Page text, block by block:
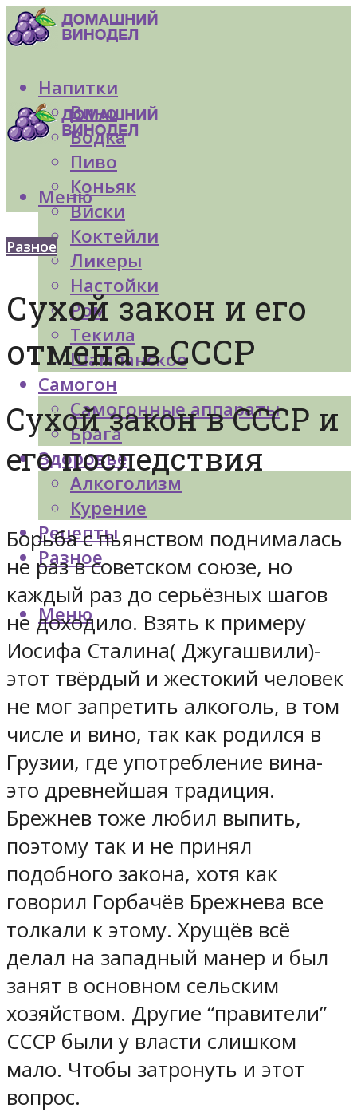
Напитки
Вино
Водка
Пиво
Коньяк
Виски
Коктейли
Ликеры
Настойки
Ром
Текила
Шампанское
Самогон
Самогонные аппараты
Брага
Здоровье
Алкоголизм
Курение
Рецепты
Разное
Меню
Меню
Разное
Сухой закон и его
отмена в СССР
Сухой закон в СССР и
его последствия
Борьба с пьянством поднималась
не раз в советском союзе, но
каждый раз до серьёзных шагов
не доходило. Взять к примеру
Иосифа Сталина( Джугашвили)-
этот твёрдый и жестокий человек
не мог запретить алкоголь, в том
числе и вино, так как родился в
Грузии, где употребление вина-
это древнейшая традиция.
Брежнев тоже любил выпить,
поэтому так и не принял
подобного закона, хотя как
говорил Горбачёв Брежнева все
толкали к этому. Хрущёв всё
делал на западный манер и был
занят в основном сельским
хозяйством. Другие “правители”
СССР были у власти слишком
мало. Чтобы затронуть и этот
вопрос.